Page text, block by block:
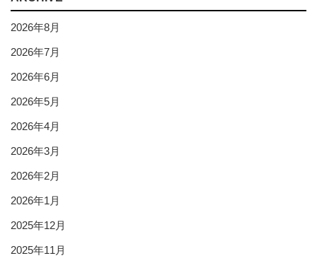
2026年8月
2026年7月
2026年6月
2026年5月
2026年4月
2026年3月
2026年2月
2026年1月
2025年12月
2025年11月